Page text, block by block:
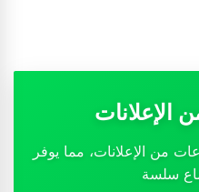
الإعلانات
من الإعلانات، مما يوفر